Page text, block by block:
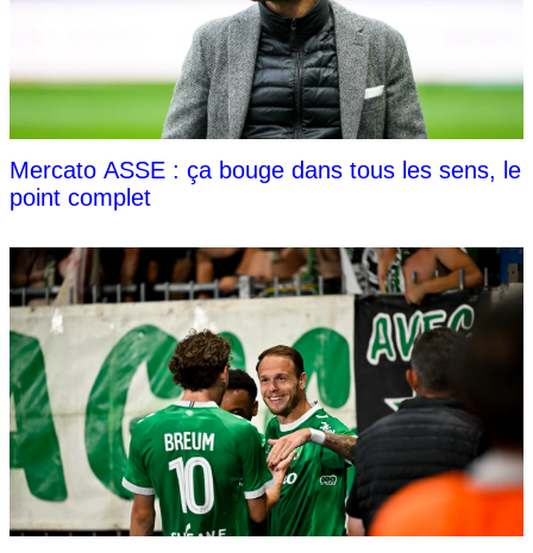
Mercato ASSE : ça bouge dans tous les sens, le
point complet